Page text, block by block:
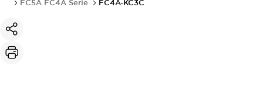
FC5A FC4A Serie
FC4A-KC3C